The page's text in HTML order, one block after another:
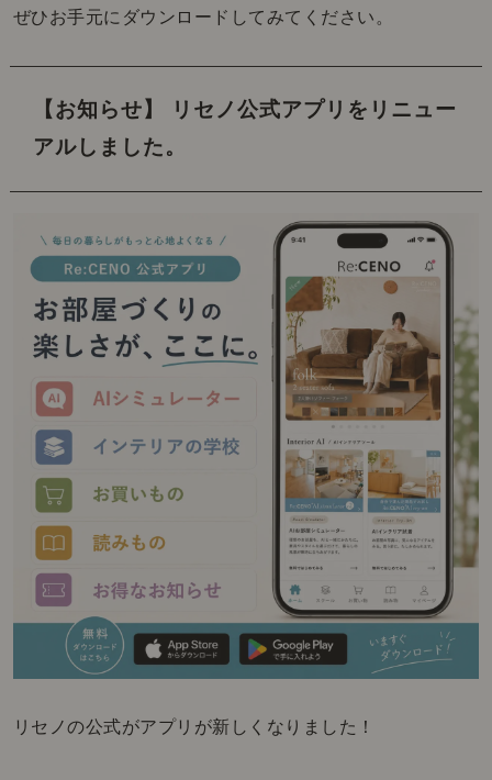
ぜひお手元にダウンロードしてみてください。
【お知らせ】 リセノ公式アプリをリニュー
アルしました。
リセノの公式がアプリが新しくなりました！